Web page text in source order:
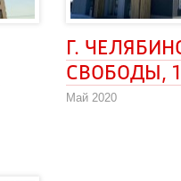
Г.
СВОБОДЫ,
Май 2020